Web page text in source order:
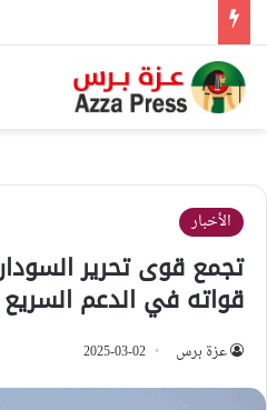
الأخبار
تجمع قوى تحرير
قواته في الدعم السريع
عزة برس 2025-03-02